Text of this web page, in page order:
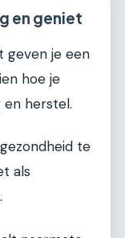
en geniet
geven je een
hoe je
en herstel.
te
als